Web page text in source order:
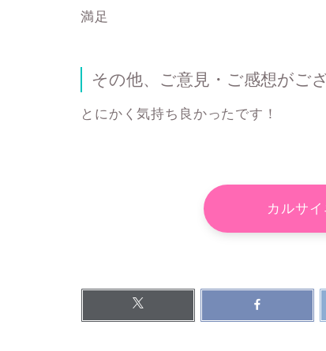
満足
その他、ご意見・ご感想がご
とにかく気持ち良かったです！
カルサ